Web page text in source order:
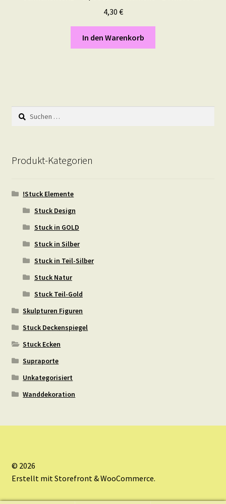
4,30 €
In den Warenkorb
Suchen
nach:
Produkt-Kategorien
!Stuck Elemente
Stuck Design
Stuck in GOLD
Stuck in Silber
Stuck in Teil-Silber
Stuck Natur
Stuck Teil-Gold
Skulpturen Figuren
Stuck Deckenspiegel
Stuck Ecken
Supraporte
Unkategorisiert
Wanddekoration
© 2026
Erstellt mit Storefront & WooCommerce.